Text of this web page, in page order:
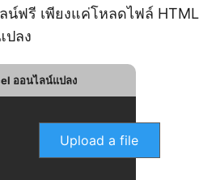
น์ฟรี เพียงแค่โหลดไฟล์ HTML
ลง
ออนไลน์แปลง
Upload a file